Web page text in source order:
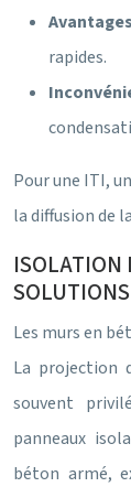
rapides.
Pour une ITI,
la diffusion de
ISOLATION
Les murs en
La projection
souvent
panneaux
béton armé,